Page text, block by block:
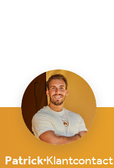
PatrickKlantcontact